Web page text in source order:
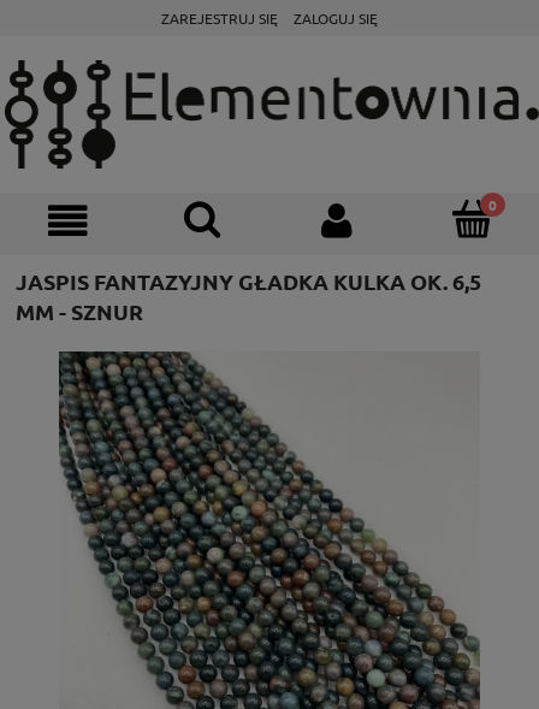
ZAREJESTRUJ SIĘ ZALOGUJ SIĘ
JASPIS FANTAZYJNY GŁADKA KULKA OK. 6,5
MM - SZNUR